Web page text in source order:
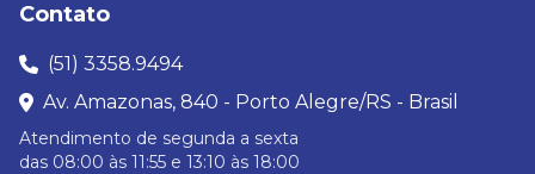
Contato
(51) 3358.9494
Av. Amazonas, 840 - Porto Alegre/RS - Brasil
Atendimento de segunda a sexta
das 08:00 às 11:55 e 13:10 às 18:00